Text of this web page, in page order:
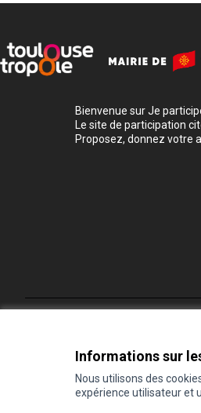
Informations sur
Nous utilisons des
expérience utilisateur et
Bienvenue sur Je
Le site de participation
Proposez, donnez votre